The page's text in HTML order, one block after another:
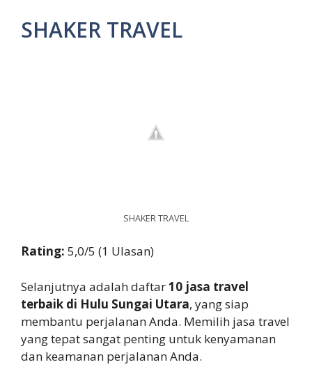
SHAKER TRAVEL
SHAKER TRAVEL
Rating: 5,0/5 (1 Ulasan)
Selanjutnya adalah daftar10 jasa travel
terbaik di Hulu Sungai Utara, yang siap
membantu perjalanan Anda. Memilih jasa travel
yang tepat sangat penting untuk kenyamanan
dan keamanan perjalanan Anda.